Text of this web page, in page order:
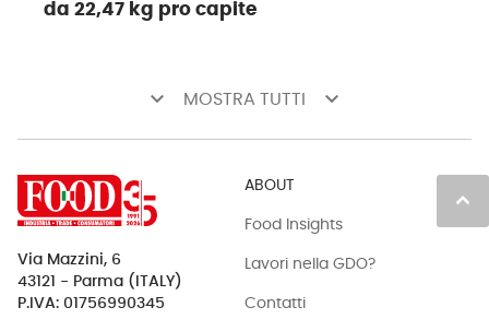
da 22,47 kg pro capite
keyboard_arrow_down MOSTRA TUTTI keyboard_arrow_down
keyboard_arrow_up
Via Mazzini, 6
43121 - Parma (ITALY)
P.IVA: 01756990345
ABOUT
Food Insights
Lavori nella GDO?
Contatti